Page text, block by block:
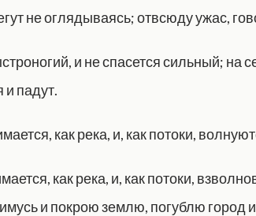
не оглядываясь; отвсюду ужас,
и не спасется сильный; на
и падут.
как река, и, как потоки,
как река, и, как потоки,
и покрою землю, погублю город